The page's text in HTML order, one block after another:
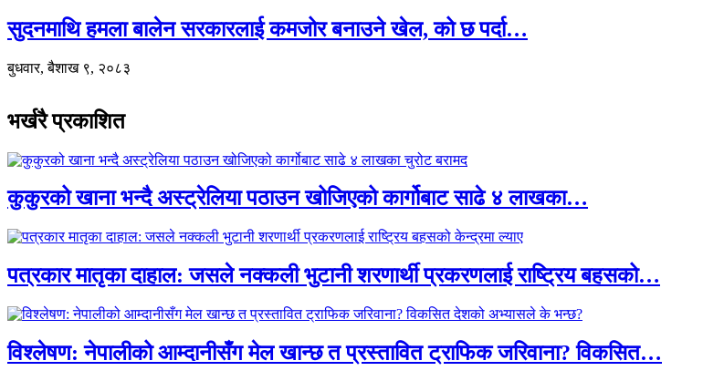
सुदनमाथि हमला बालेन सरकारलाई कमजोर बनाउने खेल, को छ पर्दा…
बुधवार, बैशाख ९, २०८३
भर्खरै प्रकाशित
कुकुरको खाना भन्दै अस्ट्रेलिया पठाउन खोजिएको कार्गोबाट साढे ४ लाखका…
पत्रकार मातृका दाहाल: जसले नक्कली भुटानी शरणार्थी प्रकरणलाई राष्ट्रिय बहसको…
विश्लेषण: नेपालीको आम्दानीसँग मेल खान्छ त प्रस्तावित ट्राफिक जरिवाना? विकसित…